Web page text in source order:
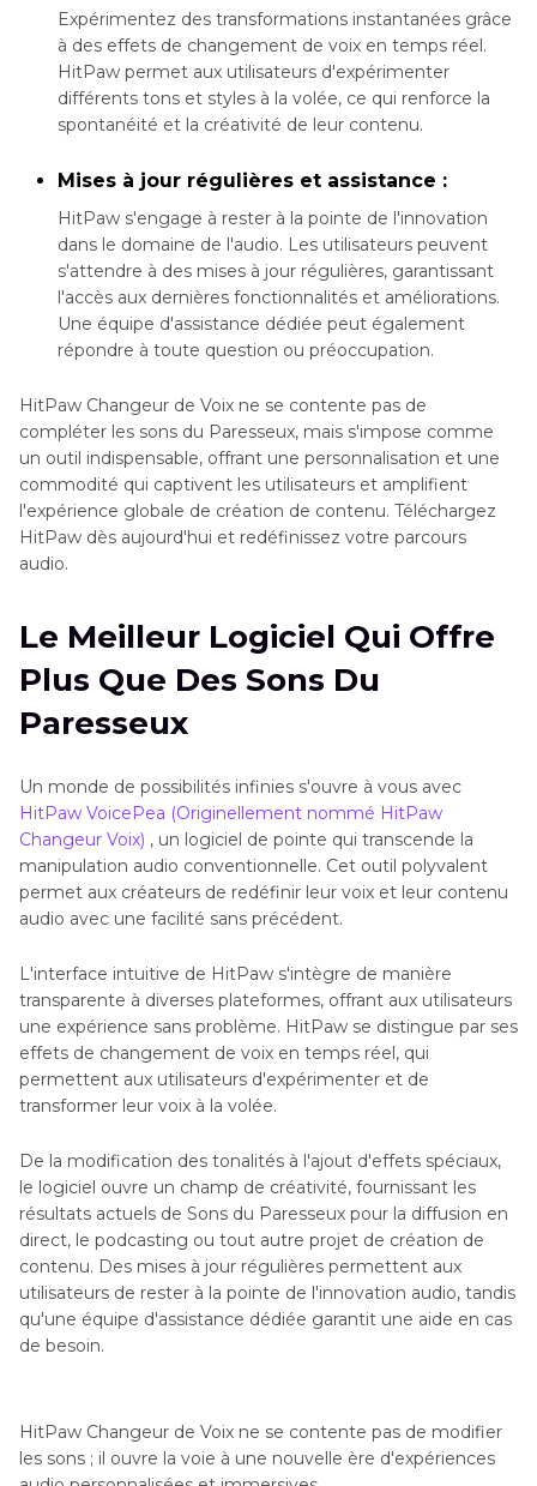
Expérimentez des transformations instantanées grâce
à des effets de changement de voix en temps réel.
HitPaw permet aux utilisateurs d'expérimenter
différents tons et styles à la volée, ce qui renforce la
spontanéité et la créativité de leur contenu.
Mises à jour régulières et assistance :
HitPaw s'engage à rester à la pointe de l'innovation
dans le domaine de l'audio. Les utilisateurs peuvent
s'attendre à des mises à jour régulières, garantissant
l'accès aux dernières fonctionnalités et améliorations.
Une équipe d'assistance dédiée peut également
répondre à toute question ou préoccupation.
HitPaw Changeur de Voix ne se contente pas de
compléter les sons du Paresseux, mais s'impose comme
un outil indispensable, offrant une personnalisation et une
commodité qui captivent les utilisateurs et amplifient
l'expérience globale de création de contenu. Téléchargez
HitPaw dès aujourd'hui et redéfinissez votre parcours
audio.
Le Meilleur Logiciel Qui Offre
Plus Que Des Sons Du
Paresseux
Un monde de possibilités infinies s'ouvre à vous avec
HitPaw VoicePea (Originellement nommé HitPaw
Changeur Voix) , un logiciel de pointe qui transcende la
manipulation audio conventionnelle. Cet outil polyvalent
permet aux créateurs de redéfinir leur voix et leur contenu
audio avec une facilité sans précédent.
L'interface intuitive de HitPaw s'intègre de manière
transparente à diverses plateformes, offrant aux utilisateurs
une expérience sans problème. HitPaw se distingue par ses
effets de changement de voix en temps réel, qui
permettent aux utilisateurs d'expérimenter et de
transformer leur voix à la volée.
De la modification des tonalités à l'ajout d'effets spéciaux,
le logiciel ouvre un champ de créativité, fournissant les
résultats actuels de Sons du Paresseux pour la diffusion en
direct, le podcasting ou tout autre projet de création de
contenu. Des mises à jour régulières permettent aux
utilisateurs de rester à la pointe de l'innovation audio, tandis
qu'une équipe d'assistance dédiée garantit une aide en cas
de besoin.
HitPaw Changeur de Voix ne se contente pas de modifier
les sons ; il ouvre la voie à une nouvelle ère d'expériences